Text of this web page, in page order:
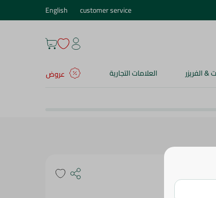
customer service
English
& الفريزر العلامات التجارية
عروض